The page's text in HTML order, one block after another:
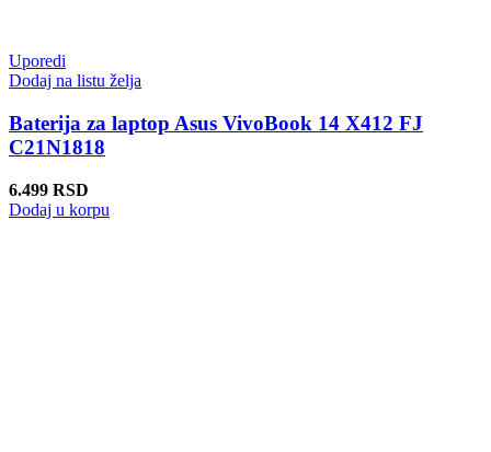
Uporedi
Dodaj na listu želja
Baterija za laptop Asus VivoBook 14 X412 FJ
C21N1818
6.499 RSD
Dodaj u korpu